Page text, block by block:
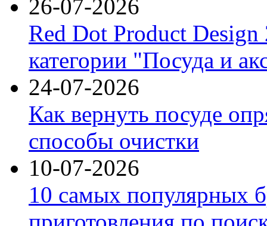
26-07-2026
Red Dot Product Design
категории "Посуда и
24-07-2026
Как вернуть посуде
способы очистки
10-07-2026
10 самых популярных